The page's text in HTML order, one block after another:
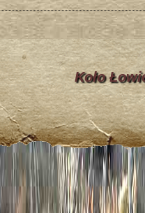
Koło